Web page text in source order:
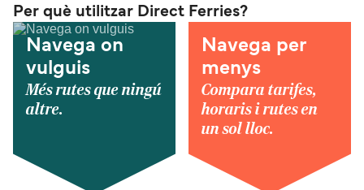
Per què utilitzar Direct Ferries?
Navega on
vulguis
Més rutes que ningú
altre.
Navega per
menys
Compara tarifes,
horaris i rutes en
un sol lloc.